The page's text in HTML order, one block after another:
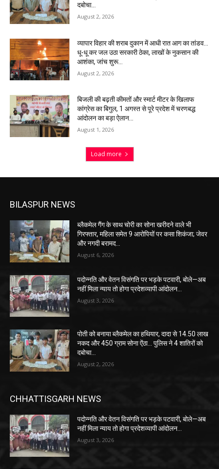
दबोचा…
August 2, 2026
व्यापार विहार की शराब दुकान में आधी रात आग का तांडव…
धू-धू कर जल उठा सरकारी ठेका, लाखों के नुकसान की
आशंका, जांच शुरू…
August 2, 2026
बिजली की बढ़ती कीमतों और स्मार्ट मीटर के खिलाफ
कांग्रेस का बिगुल, 1 अगस्त से पूरे प्रदेश में चरणबद्ध
आंदोलन का बड़ा ऐलान…
August 1, 2026
Load more
BILASPUR NEWS
ब्लैकमेल गैंग के साथ चोरी का सोना खरीदने वाले भी
गिरफ्तार, महिला समेत 9 आरोपियों पर कसा शिकंजा; जेवर
और नगदी बरामद…
August 6, 2026
पदोन्नति और वेतन विसंगति पर भड़के पटवारी, बोले—अब
नहीं मिला न्याय तो होगा प्रदेशव्यापी आंदोलन…
August 3, 2026
पोती को बनाया ब्लैकमेल का हथियार, दादा से 14.50 लाख
नकद और 450 ग्राम सोना ऐंठा… पुलिस ने 4 शातिरों को
दबोचा…
August 2, 2026
CHHATTISGARH NEWS
पदोन्नति और वेतन विसंगति पर भड़के पटवारी, बोले—अब
नहीं मिला न्याय तो होगा प्रदेशव्यापी आंदोलन…
August 3, 2026